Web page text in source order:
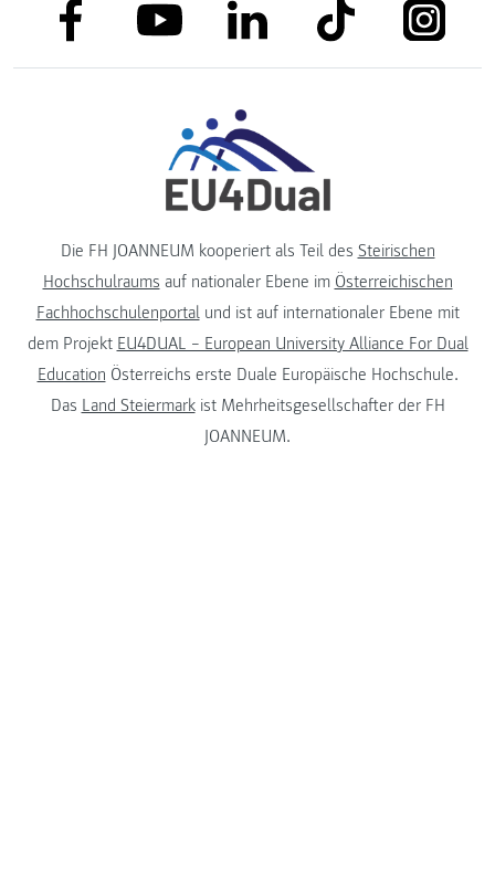
link to facebooklink to youtubelink to linkedinlink to tiktok
Die FH JOANNEUM kooperiert als Teil des Steirischen
Hochschulraums auf nationaler Ebene im Österreichischen
Fachhochschulenportalund ist auf internationaler Ebene mit
dem Projekt EU4DUAL – European University Alliance For Dual
Education Österreichs erste Duale Europäische Hochschule.
Das Land Steiermarkist Mehrheitsgesellschafter der FH
JOANNEUM.